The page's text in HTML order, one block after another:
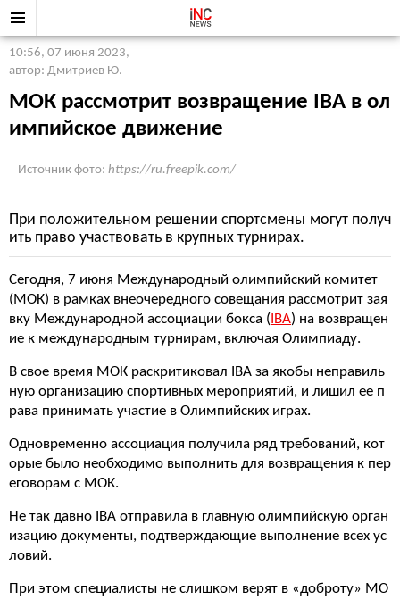
10:56, 07 июня 2023,
автор: Дмитриев Ю.
МОК рассмотрит возвращение IBA в ол
импийское движение
Источник фото: https://ru.freepik.com/
При положительном решении спортсмены могут получ
ить право участвовать в крупных турнирах.
Сегодня, 7 июня Международный олимпийский комитет
(МОК) в рамках внеочередного совещания рассмотрит зая
вку Международной ассоциации бокса ( IBA) на возвращен
ие к международным турнирам, включая Олимпиаду.
В свое время МОК раскритиковал IBA за якобы неправиль
ную организацию спортивных мероприятий, и лишил ее п
рава принимать участие в Олимпийских играх.
Одновременно ассоциация получила ряд требований, кот
орые было необходимо выполнить для возвращения к пер
еговорам с МОК.
Не так давно IBA отправила в главную олимпийскую орган
изацию документы, подтверждающие выполнение всех ус
ловий.
При этом специалисты не слишком верят в «доброту» МО